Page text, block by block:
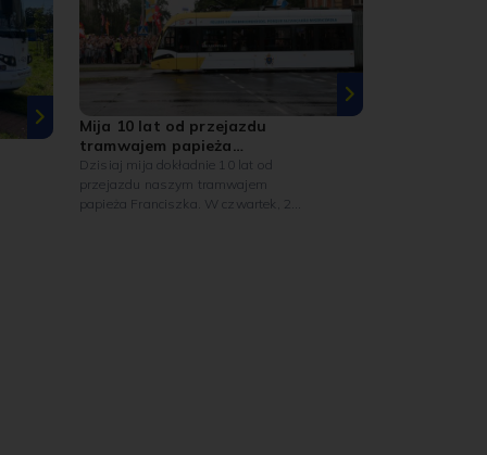
Mija 10 lat od przejazdu
tramwajem papieża
Franciszka
Dzisiaj mija dokładnie 10 lat od
przejazdu naszym tramwajem
papieża Franciszka. W czwartek, 28